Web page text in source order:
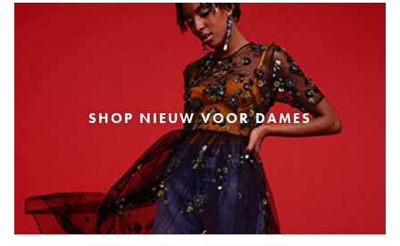
SHOP NIEUW VOOR DAMES